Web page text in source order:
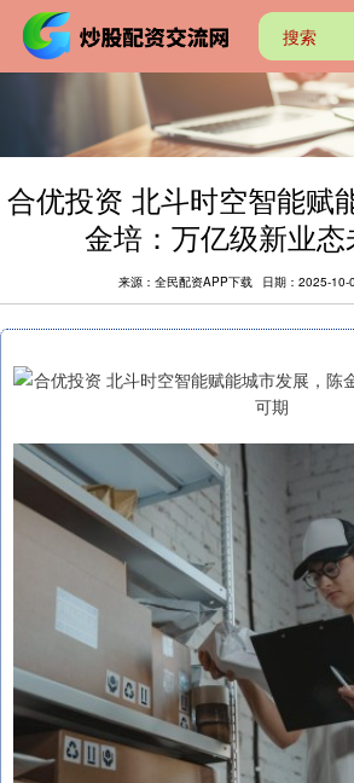
合优投资 ​北斗时空智能赋
金培：万亿级新业
来源：全民配资APP下载 日期：2025-